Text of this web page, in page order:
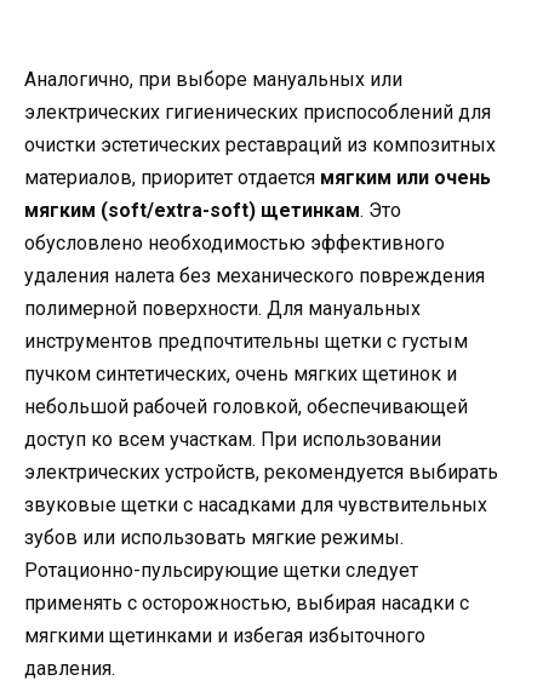
Аналогично, при выборе мануальных или
электрических гигиенических приспособлений для
очистки эстетических реставраций из композитных
материалов, приоритет отдается мягким или очень
мягким (soft/extra-soft) щетинкам. Это
обусловлено необходимостью эффективного
удаления налета без механического повреждения
полимерной поверхности. Для мануальных
инструментов предпочтительны щетки с густым
пучком синтетических, очень мягких щетинок и
небольшой рабочей головкой, обеспечивающей
доступ ко всем участкам. При использовании
электрических устройств, рекомендуется выбирать
звуковые щетки с насадками для чувствительных
зубов или использовать мягкие режимы.
Ротационно-пульсирующие щетки следует
применять с осторожностью, выбирая насадки с
мягкими щетинками и избегая избыточного
давления.